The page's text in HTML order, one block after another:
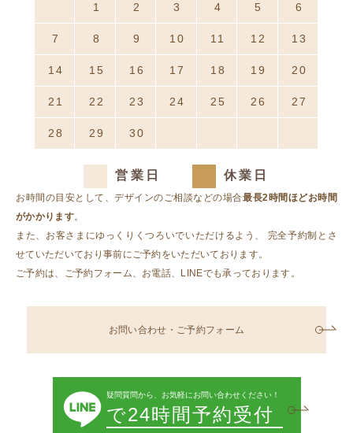
1 2 3 4 5 6
7 8 9 10 11 12 13
14 15 16 17 18 19 20
21 22 23 24 25 26 27
28 29 30
1
営業日 休業日
お時間の目安として、デザインのご相談などの場合最長2時間ほどお時間
がかかります。
また、お客さまにゆっくりくつろいでいただけるよう、
完全予約制とさ
せていただいており事前にご予約をいただいております。
ご予約は、ご予約フォーム、お電話、LINEでも承っております。
お問い合わせ・ご予約フォーム
疑問質問から、お気軽にお問い合わせください！
で24時間予約受付